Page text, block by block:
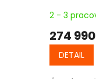
2 - 3
274
DETAIL